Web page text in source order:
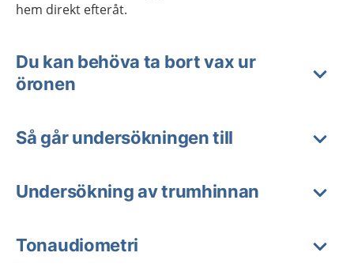
hem direkt efteråt.
Du kan behöva ta bort vax ur
öronen
Så går undersökningen till
Undersökning av trumhinnan
Tonaudiometri